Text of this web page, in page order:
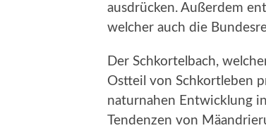
ausdrücken. Außerdem
welcher auch die
Der Schkortelbach,
Ostteil von Schkortleben
naturnahen Entwicklung
Tendenzen von